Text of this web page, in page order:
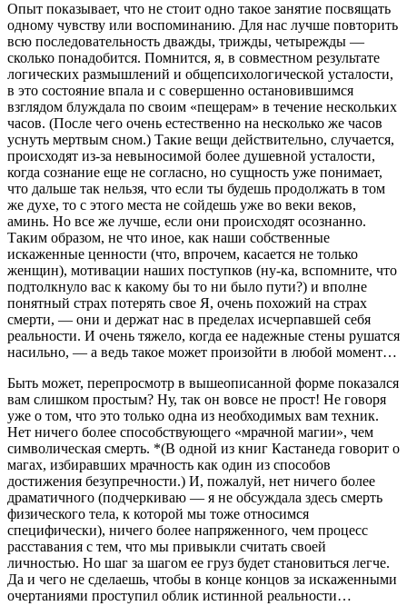
Опыт показывает, что не стоит одно такое занятие посвящать
одному чувству или воспоминанию. Для нас лучше повторить
всю последовательность дважды, трижды, четырежды —
сколько понадобится. Помнится, я, в совместном результате
логических размышлений и общепсихологической усталости,
в это состояние впала и с совершенно остановившимся
взглядом блуждала по своим «пещерам» в течение нескольких
часов. (После чего очень естественно на несколько же часов
уснуть мертвым сном.) Такие вещи действительно, случается,
происходят из-за невыносимой более душевной усталости,
когда сознание еще не согласно, но сущность уже понимает,
что дальше так нельзя, что если ты будешь продолжать в том
же духе, то с этого места не сойдешь уже во веки веков,
аминь. Но все же лучше, если они происходят осознанно.
Таким образом, не что иное, как наши собственные
искаженные ценности (что, впрочем, касается не только
женщин), мотивации наших поступков (ну-ка, вспомните, что
подтолкнуло вас к какому бы то ни было пути?) и вполне
понятный страх потерять свое Я, очень похожий на страх
смерти, — они и держат нас в пределах исчерпавшей себя
реальности. И очень тяжело, когда ее надежные стены рушатся
насильно, — а ведь такое может произойти в любой момент…
Быть может, перепросмотр в вышеописанной форме показался
вам слишком простым? Ну, так он вовсе не прост! Не говоря
уже о том, что это только одна из необходимых вам техник.
Нет ничего более способствующего «мрачной магии», чем
символическая смерть. *(В одной из книг Кастанеда говорит о
магах, избиравших мрачность как один из способов
достижения безупречности.) И, пожалуй, нет ничего более
драматичного (подчеркиваю — я не обсуждала здесь смерть
физического тела, к которой мы тоже относимся
специфически), ничего более напряженного, чем процесс
расставания с тем, что мы привыкли считать своей
личностью. Но шаг за шагом ее груз будет становиться легче.
Да и чего не сделаешь, чтобы в конце концов за искаженными
очертаниями проступил облик истинной реальности…